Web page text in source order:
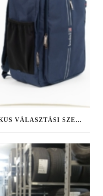
FÉRFI HÁTIZSÁK. ERGONOMIKUS VÁLASZTÁSI SZEMPONTOK